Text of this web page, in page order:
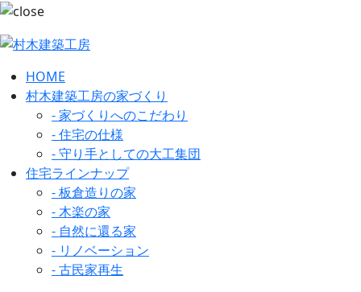
HOME
村木建築工房の家づくり
- 家づくりへのこだわり
- 住宅の仕様
- 守り手としての大工集団
住宅ラインナップ
- 板倉造りの家
- 木楽の家
- 自然に還る家
- リノベーション
- 古民家再生